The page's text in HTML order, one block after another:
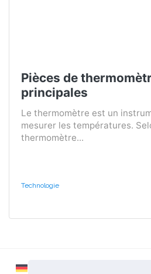
Pièces de
principales
Le thermomètre est un
mesurer les températures.
thermomètre...
Technologie